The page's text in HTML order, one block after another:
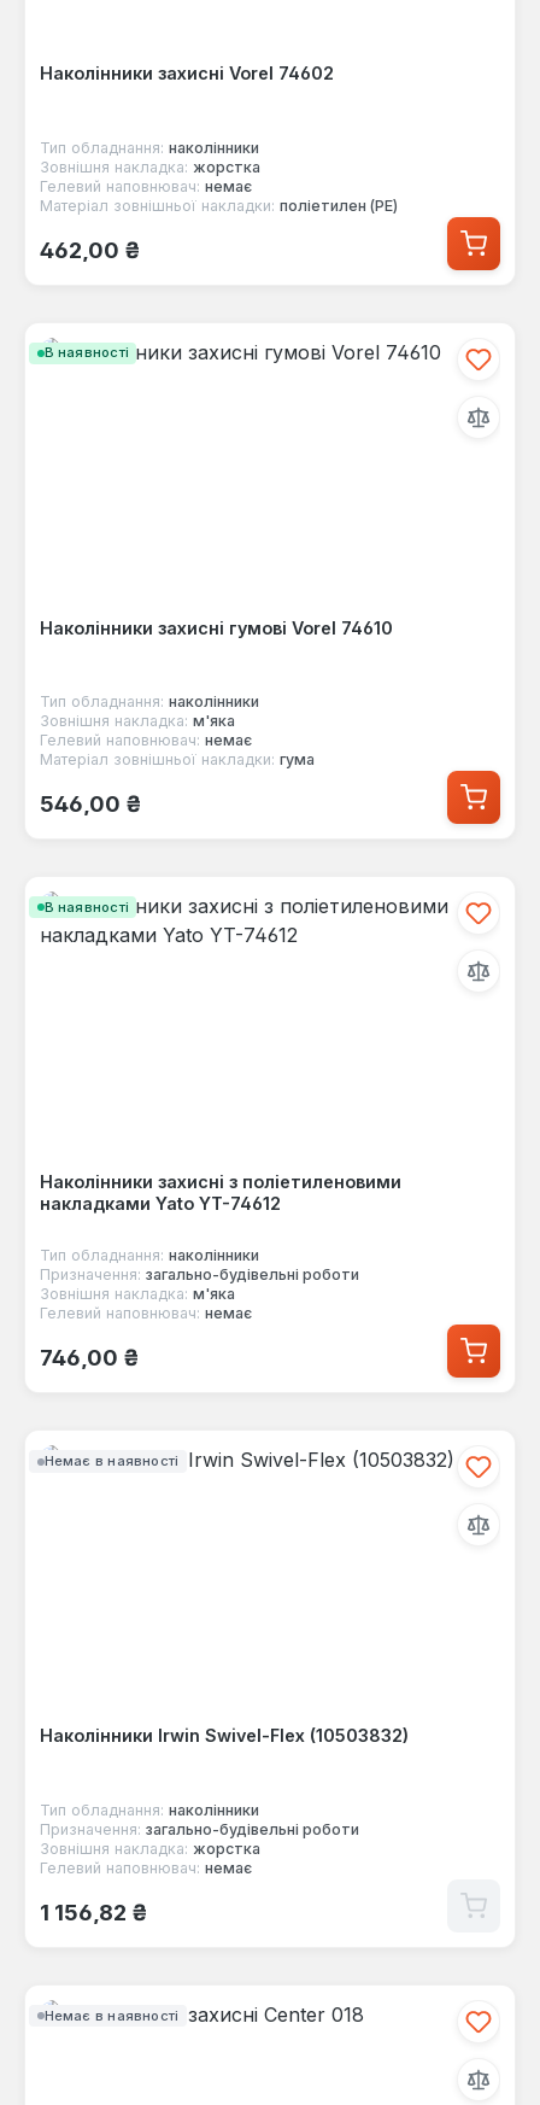
Наколінники захисні Vorel 74602
Тип обладнання: наколінники
Зовнішня накладка: жорстка
Гелевий наповнювач: немає
Матеріал зовнішньої накладки: поліетилен (PE)
Звичайна ціна:
462,00 ₴
В наявності
Наколінники захисні гумові Vorel 74610
Тип обладнання: наколінники
Зовнішня накладка: м'яка
Гелевий наповнювач: немає
Матеріал зовнішньої накладки: гума
Звичайна ціна:
546,00 ₴
В наявності
Наколінники захисні з поліетиленовими
накладками Yato YT-74612
Тип обладнання: наколінники
Призначення: загально-будівельні роботи
Зовнішня накладка: м'яка
Гелевий наповнювач: немає
Звичайна ціна:
746,00 ₴
Немає в наявності
Наколінники Irwin Swivel-Flex (10503832)
Тип обладнання: наколінники
Призначення: загально-будівельні роботи
Зовнішня накладка: жорстка
Гелевий наповнювач: немає
Звичайна ціна:
1 156,82 ₴
Немає в наявності